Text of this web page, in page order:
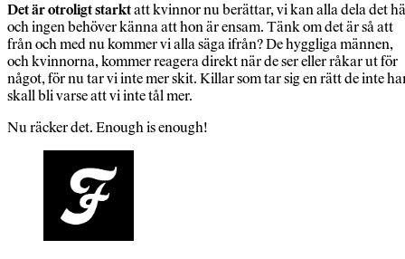
Det är otroligt starktatt kvinnor nu berättar, vi kan alla dela det
och ingen behöver känna att hon är ensam. Tänk om det är så att
från och med nu kommer vi alla säga ifrån? De hyggliga männen,
och kvinnorna, kommer reagera direkt när de ser eller råkar ut för
något, för nu tar vi inte mer skit. Killar som tar sig en rätt de inte
skall bli varse att vi inte tål mer.
Nu räcker det. Enough is enough!